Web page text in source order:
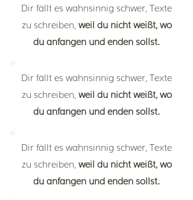
Dir fällt es wahnsinnig schwer, Texte
zu schreiben, weil du nicht weißt, wo
du anfangen und enden sollst.
Dir fällt es wahnsinnig schwer, Texte
zu schreiben, weil du nicht weißt, wo
du anfangen und enden sollst.
Dir fällt es wahnsinnig schwer, Texte
zu schreiben, weil du nicht weißt, wo
du anfangen und enden sollst.